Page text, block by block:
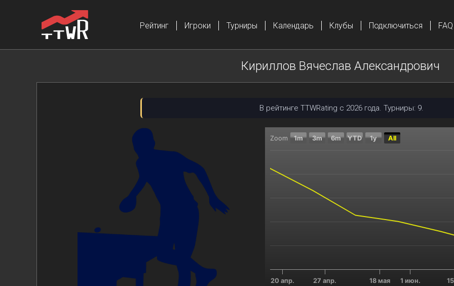
Рейтинг Игроки Турниры Календарь Клубы Подключиться FAQ
Кириллов Вячеслав Александрович
В рейтинге TTWRating с 2026 года. Турниры: 9.
Chart
The chart has 2 X axes displaying Time, and
The chart has 2 Y axes displaying Текущий рейтинг,
Zoom 1m 3m 6m YTD 1y All
20 апр. 27 апр. 18 мая 1 июн.